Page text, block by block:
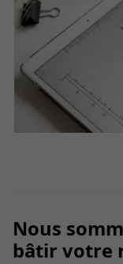
Nous
bâtir votre